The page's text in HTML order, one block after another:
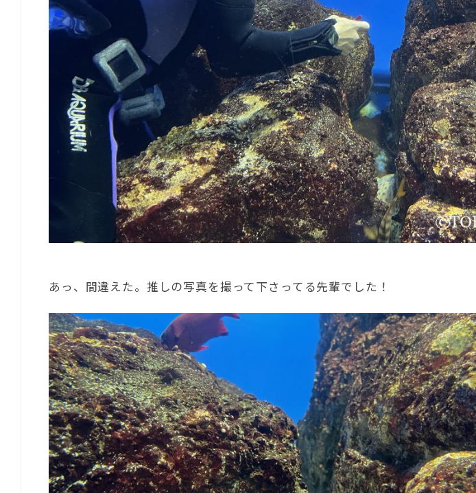
あっ、間違えた。推しの写真を撮って下さってる先輩でした！